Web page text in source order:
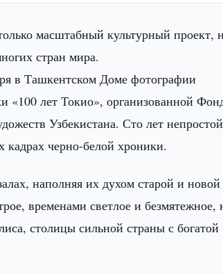
масштабный культурный проект,
стран мира.
в Ташкентском Доме фотографии
«100 лет Токио», организованной
Узбекистана. Сто лет непростой
кадрах черно-белой хроники.
наполняя их духом старой и новой
временами светлое и безмятежное,
столицы сильной страны с богатой